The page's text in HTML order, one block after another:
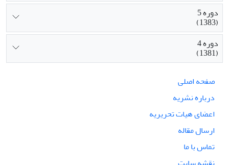
دوره 5
(1383)
دوره 4
(1381)
صفحه اصلی
درباره نشریه
اعضای هیات تحریریه
ارسال مقاله
تماس با ما